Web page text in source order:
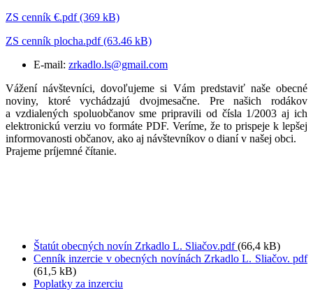
ZS cenník €.pdf (369 kB)
ZS cenník plocha.pdf (63.46 kB)
E-mail: zrkadlo.ls@gmail.com
Vážení návštevníci, dovoľujeme si Vám predstaviť naše obecné
noviny, ktoré vychádzajú dvojmesačne. Pre našich rodákov
a vzdialených spoluobčanov sme pripravili od čísla 1/2003 aj ich
elektronickú verziu vo formáte PDF. Veríme, že to prispeje k lepšej
informovanosti občanov, ako aj návštevníkov o dianí v našej obci.
Prajeme príjemné čítanie.
Štatút obecných novín Zrkadlo L. Sliačov.pdf(66,4 kB)
Cenník inzercie v obecných novínách Zrkadlo L. Sliačov. pdf
(61,5 kB)
Poplatky za inzerciu